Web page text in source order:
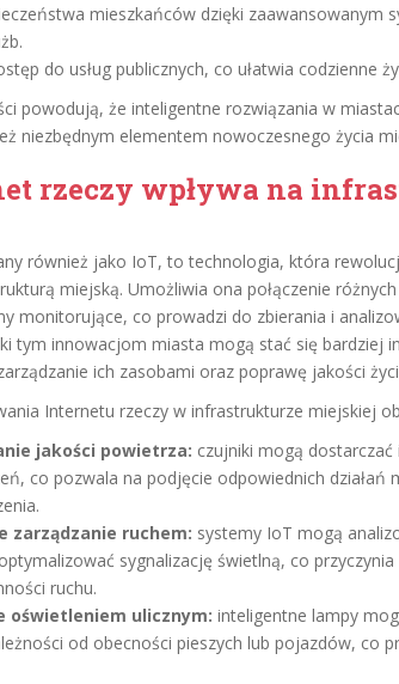
mieszkańców dzięki zaawansowanym
do usług publicznych, co ułatwia codzienne
powodują, że inteligentne rozwiązania w
niezbędnym elementem nowoczesnego życia
rzeczy wpływa na
również jako IoT, to technologia, która
miejską. Umożliwia ona połączenie
monitorujące, co prowadzi do zbierania i
tym innowacjom miasta mogą stać się bardziej
ich zasobami oraz poprawę jakości
Internetu rzeczy w infrastrukturze miejskiej
jakości powietrza: czujniki mogą
co pozwala na podjęcie odpowiednich działań
zarządzanie ruchem: systemy IoT mogą
sygnalizację świetlną, co
ruchu.
oświetleniem ulicznym: inteligentne lampy
od obecności pieszych lub pojazdów, co